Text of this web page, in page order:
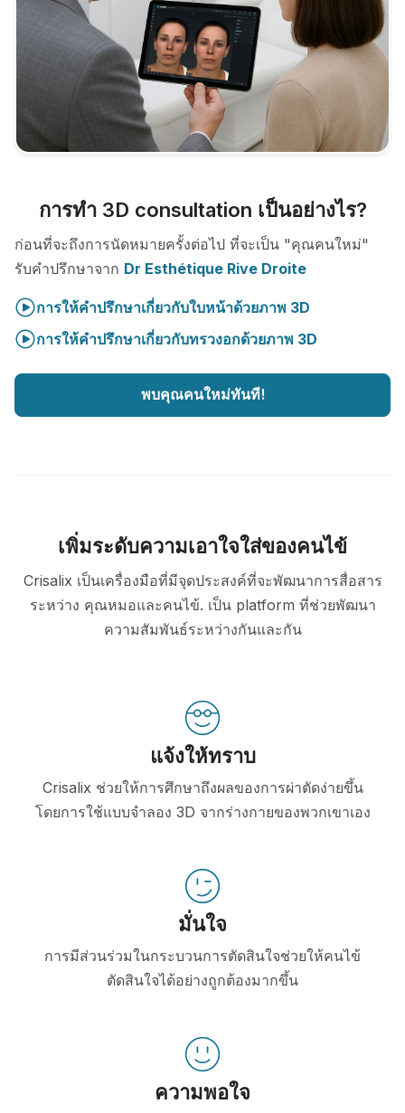
การทำ 3D consultation เป็นอย่างไร?
ก่อนที่จะถึงการนัดหมายครั้งต่อไป ที่จะเป็น "คุณคนใหม่"
รับคำปรึกษาจาก Dr Esthétique Rive Droite
การให้คำปรึกษาเกี่ยวกับใบหน้าด้วยภาพ 3D
การให้คำปรึกษาเกี่ยวกับทรวงอกด้วยภาพ 3D
พบคุณคนใหม่ทันที!
เพิ่มระดับความเอาใจใส่ของคนไข้
Crisalix เป็นเครื่องมือที่มีจุดประสงค์ที่จะพัฒนาการสื่อสาร
ระหว่าง คุณหมอและคนไข้. เป็น platform ที่ช่วยพัฒนา
ความสัมพันธ์ระหว่างกันและกัน
แจ้งให้ทราบ
Crisalix ช่วยให้การศึกษาถึงผลของการผ่าตัดง่ายขึ้น
โดยการใช้แบบจำลอง 3D จากร่างกายของพวกเขาเอง
มั่นใจ
การมีส่วนร่วมในกระบวนการตัดสินใจช่วยให้คนไข้
ตัดสินใจได้อย่างถูกต้องมากขึ้น
ความพอใจ